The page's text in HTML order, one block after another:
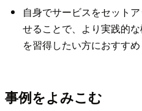
自身でサービスをセット
せることで、より実践的
を習得したい方におすすめ
事例をよみこむ